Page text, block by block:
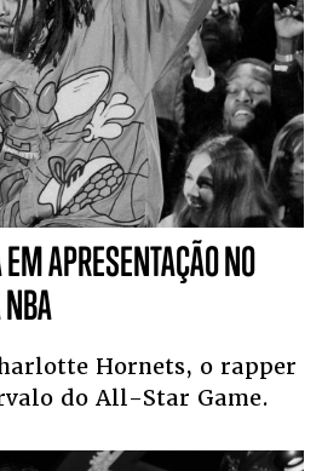
APRESENTAÇÃO NO
Hornets, o rapper
do All-Star Game.